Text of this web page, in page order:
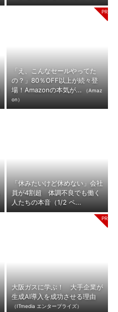
「え、こんなセールやってた
の？」80％OFF以上が続々登
場！Amazonの本気が...
（Amaz
on）
「休みたいけど休めない」会社
員が4割超 体調不良でも働く
人たちの本音（1/2 ペ...
大阪ガスに学ぶ！ 大手企業が
生成AI導入を成功させる理由
（ITmedia エンタープライズ）